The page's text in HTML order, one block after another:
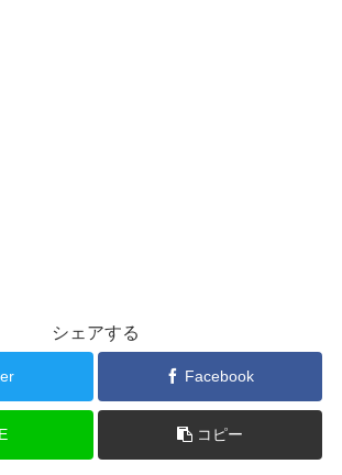
シェアする
Facebook
コピー